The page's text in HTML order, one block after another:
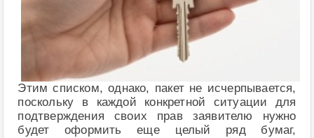
Этим списком, однако, пакет не исчерпывается,
поскольку в каждой конкретной ситуации для
подтверждения своих прав заявителю нужно
будет оформить еще целый ряд бумаг,